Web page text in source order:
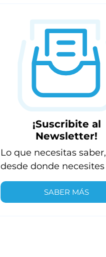
¡Suscribite al
Newsletter!
Lo que necesitas saber,
desde donde necesites
SABER MÁS